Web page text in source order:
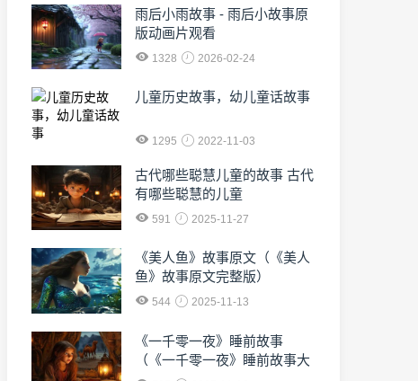
雨后小雨故事 - 雨后小故事原
版动画片观看
1328 2026-02-24
儿童历史故事，幼儿童话故事
1295 2022-11-03
古代哪些聪慧儿童的故事 古代
有哪些聪慧的儿童
591 2025-11-27
《美人鱼》故事原文（《美人
鱼》故事原文完整版）
544 2025-11-13
《一千零一夜》睡前故事
（《一千零一夜》睡前故事大